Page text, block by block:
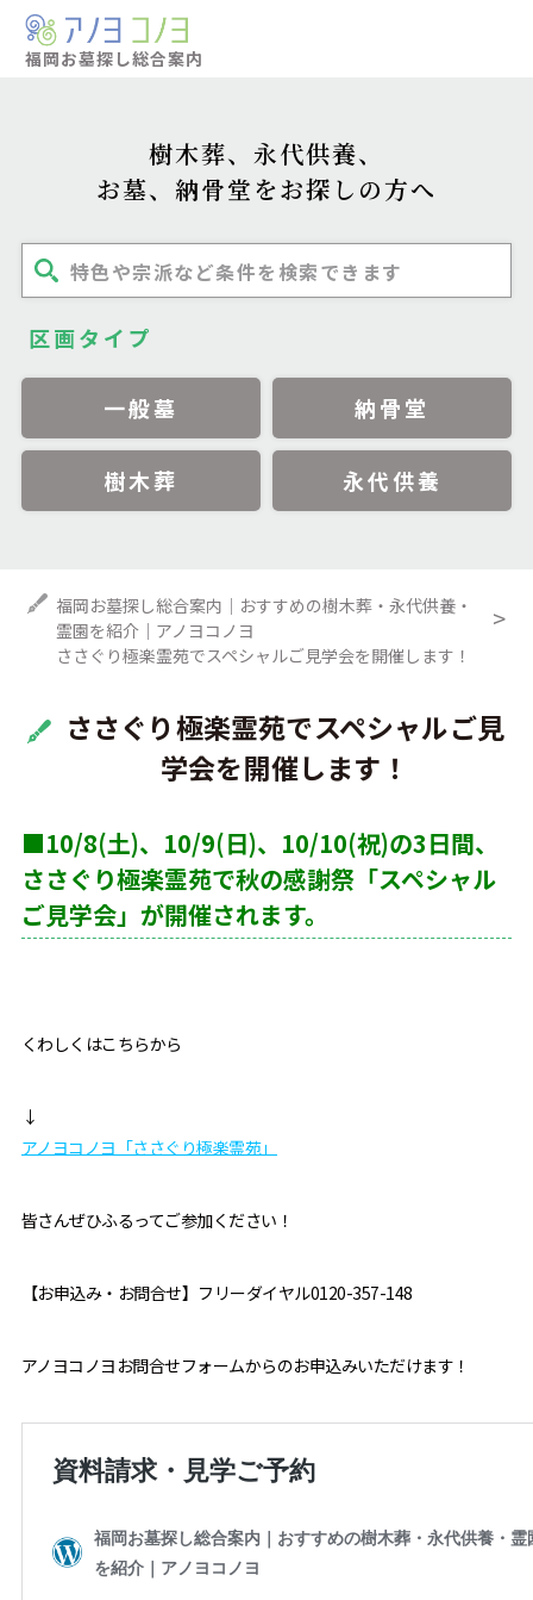
福岡お墓探し総合案内
樹木葬、永代供養、
お墓、納骨堂をお探しの方へ
特色や宗派など条件を検索できます
区画タイプ
一般墓 納骨堂
樹木葬 永代供養
福岡お墓探し総合案内｜おすすめの樹木葬・永代供養・
霊園を紹介｜アノヨコノヨ
ささぐり極楽霊苑でスペシャルご見学会を開催します！
ささぐり極楽霊苑でスペシャルご見
学会を開催します！
■10/8(土)、10/9(日)、10/10(祝)の3日間、
ささぐり極楽霊苑で秋の感謝祭「スペシャル
ご見学会」が開催されます。
くわしくはこちらから
↓
アノヨコノヨ「ささぐり極楽霊苑」
皆さんぜひふるってご参加ください！
【お申込み・お問合せ】フリーダイヤル0120-357-148
アノヨコノヨお問合せフォームからのお申込みいただけます！